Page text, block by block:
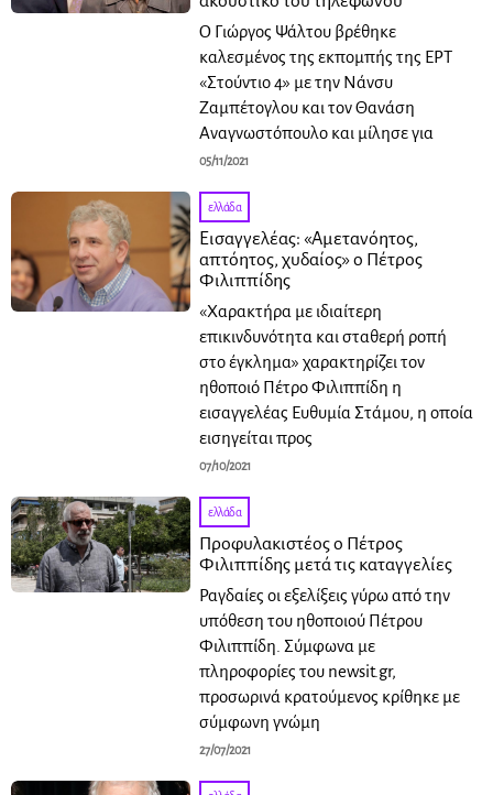
Ο Γιώργος Ψάλτου βρέθηκε
καλεσμένος της εκπομπής της ΕΡΤ
«Στούντιο 4» με την Νάνσυ
Ζαμπέτογλου και τον Θανάση
Αναγνωστόπουλο και μίλησε για
05/11/2021
ελλάδα
Εισαγγελέας: «Αμετανόητος,
απτόητος, χυδαίος» ο Πέτρος
Φιλιππίδης
«Χαρακτήρα με ιδιαίτερη
επικινδυνότητα και σταθερή ροπή
στο έγκλημα» χαρακτηρίζει τον
ηθοποιό Πέτρο Φιλιππίδη η
εισαγγελέας Ευθυμία Στάμου, η οποία
εισηγείται προς
07/10/2021
ελλάδα
Προφυλακιστέος ο Πέτρος
Φιλιππίδης μετά τις καταγγελίες
Ραγδαίες οι εξελίξεις γύρω από την
υπόθεση του ηθοποιού Πέτρου
Φιλιππίδη. Σύμφωνα με
πληροφορίες του newsit.gr,
προσωρινά κρατούμενος κρίθηκε με
σύμφωνη γνώμη
27/07/2021